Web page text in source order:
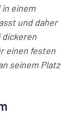
einem
und daher
dickeren
einen festen
seinem Platz